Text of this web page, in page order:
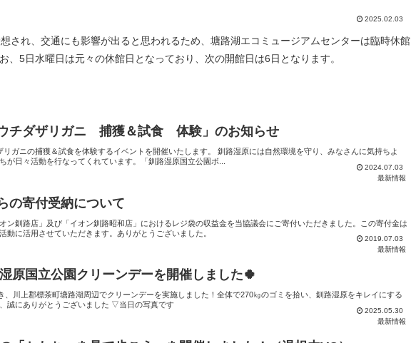
2025.02.03
され、交通にも影響が出ると思われるため、塘路湖エコミュージアムセンターは臨時休館
、5日水曜日は元々の休館日となっており、次の開館日は6日となります。
チダザリガニ 捕獲＆試食 体験」のお知らせ
ガニの捕獲＆試食を体験するイベントを開催いたします。 釧路湿原には自然環境を守り、みなさんに気持ちよ
が日々活動を行なってくれています。「釧路湿原国立公園ボ...
2024.07.03
最新情報
の寄付受納について
ン釧路店」及び「イオン釧路昭和店」におけるレジ袋の収益金を当協議会にご寄付いただきました。この寄付金は
動に活用させていただきます。ありがとうございました。
2019.07.03
最新情報
原国立公園クリーンデーを開催しました🍀
、川上郡標茶町塘路湖周辺でクリーンデーを実施しました！全体で270㎏のゴミを拾い、釧路湿原をキレイにする
誠にありがとうございました ▽当日の写真です
2025.05.30
最新情報